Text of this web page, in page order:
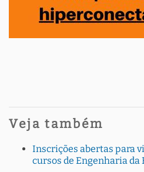
Veja também
Inscrições abertas para
cursos de Engenharia da